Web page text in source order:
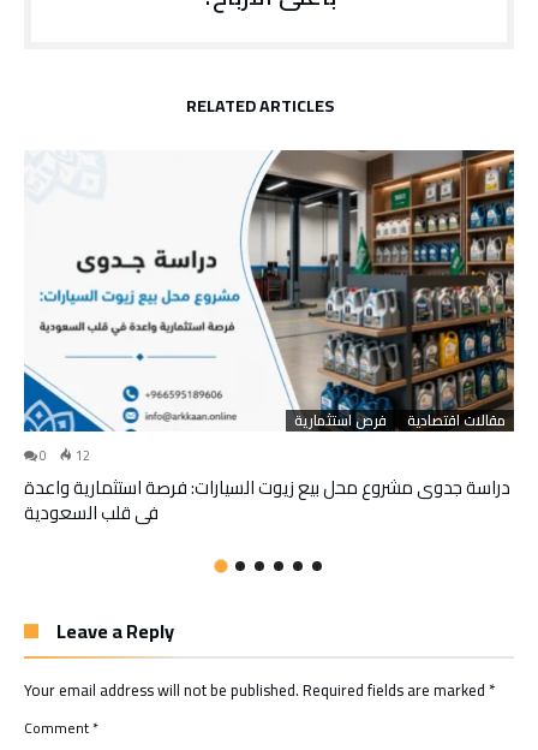
RELATED ARTICLES
فرص استثمارية مقالات اقتصادية
0 12
دراسة جدوى مشروع محل بيع زيوت السيارات: فرصة استثمارية واعدة
في قلب السعودية
Leave a Reply
Your email address will not be published.Required fields are marked*
Comment*